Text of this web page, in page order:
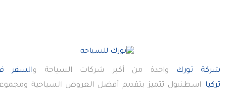
شركة تورك واحدة من أكبر شركات السياحة والسفر
تركيا اسطنبول تتميز بتقديم أفضل العروض السياحية